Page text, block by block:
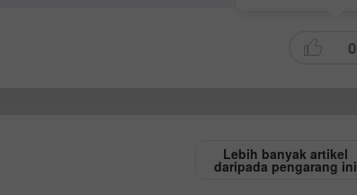
0
Lebih banyak artikel
daripada pengarang ini